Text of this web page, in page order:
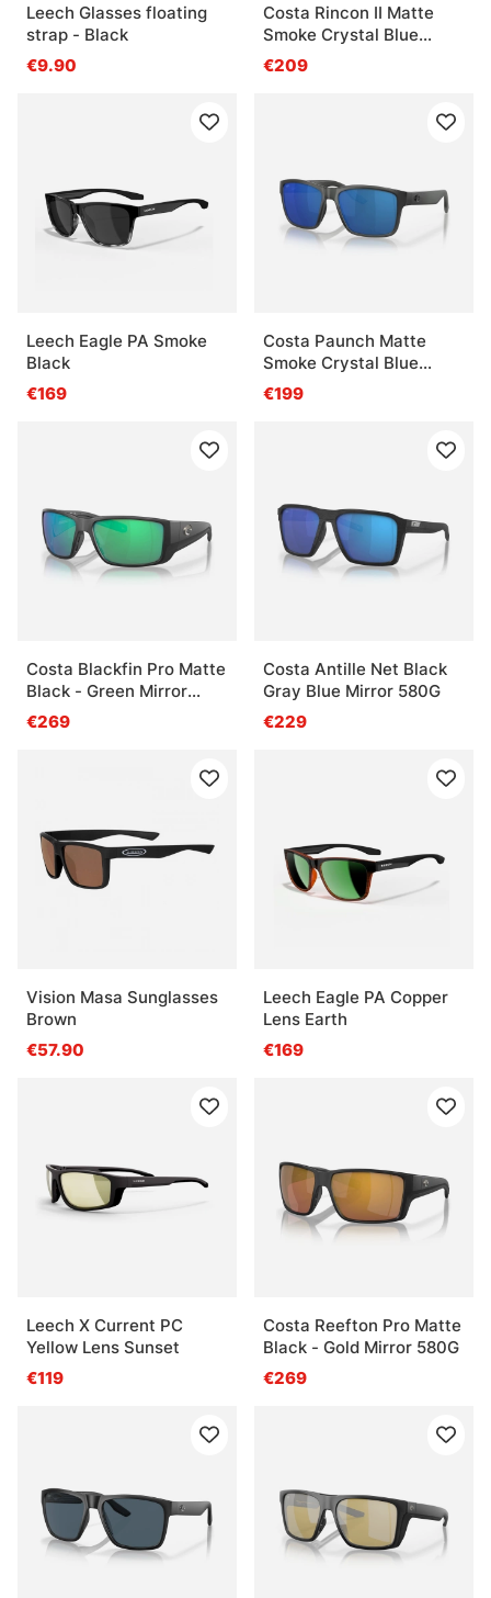
Leech Glasses floating
strap - Black
€9.90
Costa Rincon II Matte
Smoke Crystal Blue
Mirror 580P
€209
Leech Eagle PA Smoke
Black
€169
Costa Paunch Matte
Smoke Crystal Blue
Mirror 580P
€199
Costa Blackfin Pro Matte
Black - Green Mirror
580G
€269
Costa Antille Net Black
Gray Blue Mirror 580G
€229
Vision Masa Sunglasses
Brown
€57.90
Leech Eagle PA Copper
Lens Earth
€169
Leech X Current PC
Yellow Lens Sunset
€119
Costa Reefton Pro Matte
Black - Gold Mirror 580G
€269